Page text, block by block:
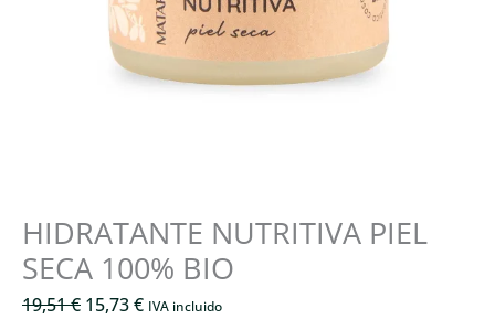
HIDRATANTE NUTRITIVA PIEL
SECA 100% BIO
19,51€ El
15,73€ElIVA incluido